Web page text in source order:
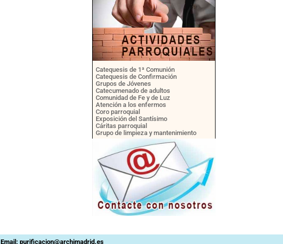
Catequesis de 1ª Comunión
Catequesis de Confirmación
Grupos de Jóvenes
Catecumenado de adultos
Comunidad de Fe y de Luz
Atención a los enfermos
Coro parroquial
Exposición del Santísimo
Cáritas parroquial
Grupo de limpieza y mantenimiento
Email: purificacion@archimadrid.es